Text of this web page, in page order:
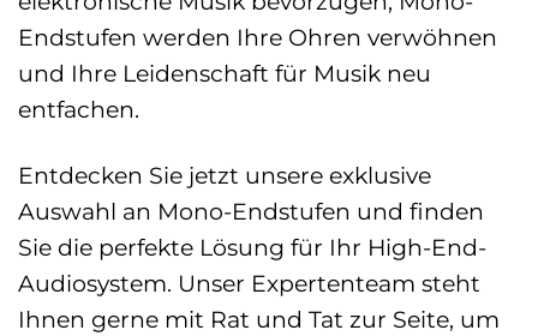
Endstufen werden Ihre Ohren verwöhnen
und Ihre Leidenschaft für Musik neu
entfachen.
Entdecken Sie jetzt unsere exklusive
Auswahl an Mono-Endstufen und finden
Sie die perfekte Lösung für Ihr High-End-
Audiosystem. Unser Expertenteam steht
Ihnen gerne mit Rat und Tat zur Seite, um